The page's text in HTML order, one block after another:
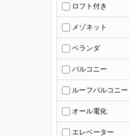
ロフト付き
メゾネット
ベランダ
バルコニー
ルーフバルコニー
オール電化
エレベーター